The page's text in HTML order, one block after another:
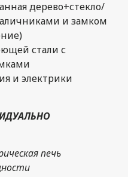
дерево+стекло/
и замком
стали с
и электрики
печь